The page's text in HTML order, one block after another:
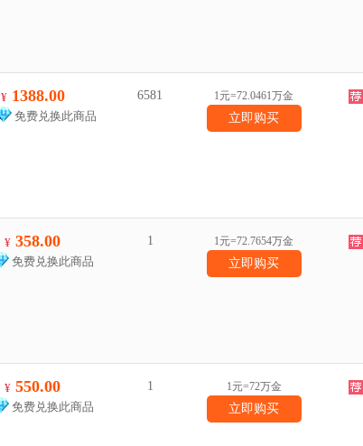
¥1388.00
免费兑换此商品
6581 1元=72.0461万金
立即购买
¥ 358.00
免费兑换此商品
1 1元=72.7654万金
立即购买
¥ 550.00
免费兑换此商品
1 1元=72万金
立即购买